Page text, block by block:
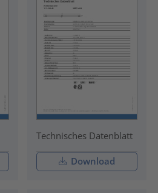
Technisches Datenblatt
Download